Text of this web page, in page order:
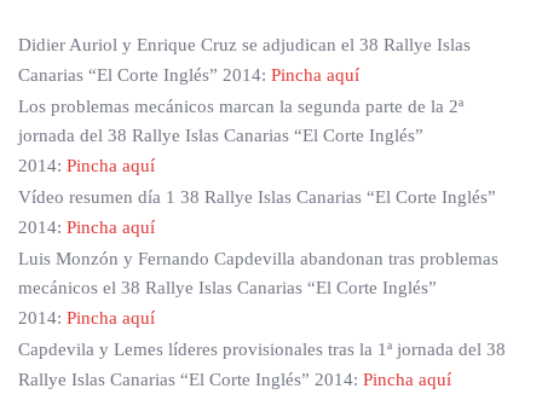
Didier Auriol y Enrique Cruz se adjudican el 38 Rallye Islas
Canarias “El Corte Inglés” 2014: Pincha aquí
Los problemas mecánicos marcan la segunda parte de la 2ª
jornada del 38 Rallye Islas Canarias “El Corte Inglés”
2014: Pincha aquí
Vídeo resumen día 1 38 Rallye Islas Canarias “El Corte Inglés”
2014: Pincha aquí
Luis Monzón y Fernando Capdevilla abandonan tras problemas
mecánicos el 38 Rallye Islas Canarias “El Corte Inglés”
2014: Pincha aquí
Capdevila y Lemes líderes provisionales tras la 1ª jornada del 38
Rallye Islas Canarias “El Corte Inglés” 2014: Pincha aquí